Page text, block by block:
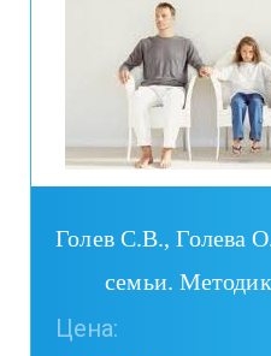
Голев С.В., Голева
семьи.
Цена: